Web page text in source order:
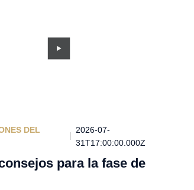
DEL
2026-07-
31T17:00:00.000Z
para la fase de